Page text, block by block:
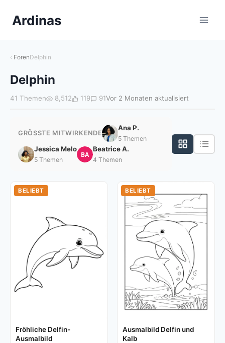
InhaltArdinas
ForenDelphin
Delphin
41 Themen 8,512 119 91Vor 2 Monaten aktualisiert
GRÖSSTE MITWIRKENDE
Ana P.
5 Themen
Jessica Melo
5 Themen
BA
Beatrice A.
4 Themen
BELIEBT
Fröhliche Delfin-
Ausmalbild
BELIEBT
Ausmalbild Delfin und
Kalb